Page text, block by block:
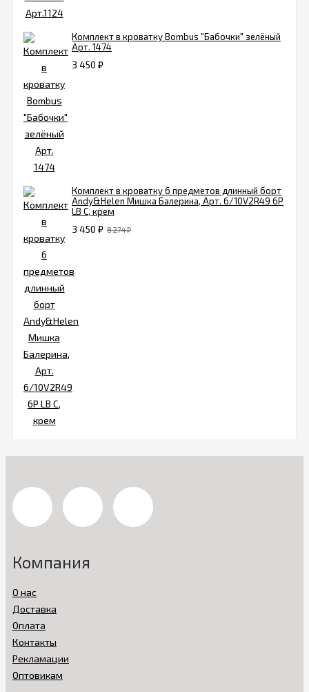
Комплект в кроватку Bombus "Бабочки" зелёный
Арт. 1474
3 450 ₽
Комплект в кроватку 6 предметов длинный борт
Andy&Helen Мишка Балерина, Арт. 6/10V2R49 6P
LB С, крем
3 450 ₽ 8 274₽
Компания
О нас
Доставка
Оплата
Контакты
Рекламации
Оптовикам